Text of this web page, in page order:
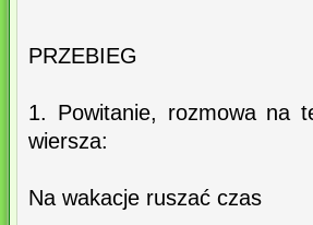
PRZEBIEG
1. Powitanie, rozmowa na
wiersza:
Na wakacje ruszać czas